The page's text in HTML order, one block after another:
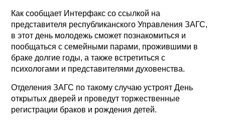
Как сообщает Интерфакс со ссылкой на
представителя республиканского Управления ЗАГС,
в этот день молодежь сможет познакомиться и
пообщаться с семейными парами, прожившими в
браке долгие годы, а также встретиться с
психологами и представителями духовенства.
Отделения ЗАГС по такому случаю устроят День
открытых дверей и проведут торжественные
регистрации браков и рождения детей.